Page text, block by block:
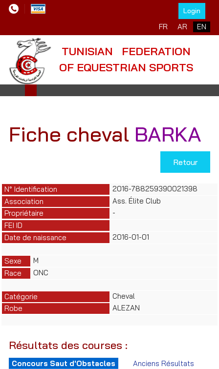
Login
Select your language
FR AR EN
TUNISIAN FEDERATION
OF EQUESTRIAN SPORTS
Fiche cheval BARKA
Retour
N° Identification
2016-788259390021398
Association
Ass. Élite Club
Propriétaire
-
FEI ID
Date de naissance
2016-01-01
Sexe
M
Race
ONC
Catégorie
Cheval
Robe
ALEZAN
Résultats des courses :
Concours Saut d'Obstacles Anciens Résultats